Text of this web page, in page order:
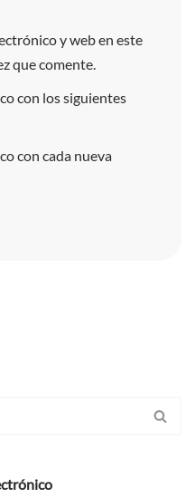
y web en este
que comente.
con los siguientes
con cada nueva